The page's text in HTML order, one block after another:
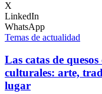
X
LinkedIn
WhatsApp
Temas de actualidad
Las catas de
culturales: arte,
lugar